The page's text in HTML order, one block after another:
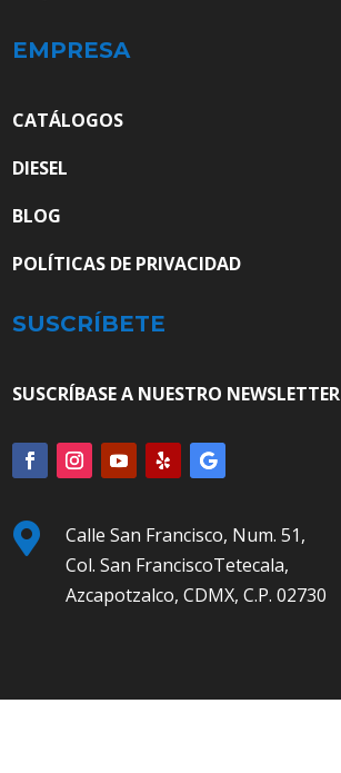
EMPRESA
CATÁLOGOS
DIESEL
BLOG
POLÍTICAS DE PRIVACIDAD
SUSCRÍBETE
SUSCRÍBASE A NUESTRO NEWSLETTER

Calle San Francisco, Num. 51,
Col. San FranciscoTetecala,
Azcapotzalco, CDMX, C.P. 02730